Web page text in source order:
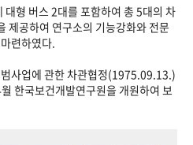
형 버스 2대를 포함하여 총 5대의 차
제공하여 연구소의 기능강화와 전문
련하였다.
사업에 관한 차관협정(1975.09.13.)
한국보건개발연구원을 개원하여 보